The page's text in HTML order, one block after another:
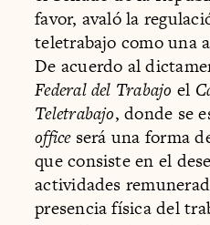
favor, avaló la
teletrabajo como una
De acuerdo al
Federal del Trabajo el
Teletrabajo, donde se
officeserá una forma
que consiste en el
actividades
presencia física del